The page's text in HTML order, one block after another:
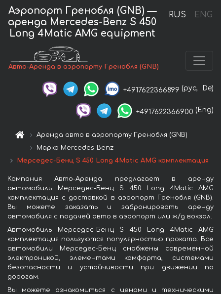
RUS ENG
Аэропорт Гренобля (GNB) —
аренда Mercedes-Benz S 450
Long 4Matic AMG equipment
Авто-Аренда в аэропорту Гренобля (GNB)
+4917622366899 (рус, De)
+4917622366900 (Eng)
Аренда авто в аэропорту Гренобля (GNB)
Марка Mercedes-Benz
Мерседес-Бенц S 450 Long 4Matic AMG комплектация
Компания Авто-Аренда предлагает в аренду
автомобиль Мерседес-Бенц S 450 Long 4Matic AMG
комплектация с доставкой в аэропорт Гренобля (GNB).
Вы можете заказать и забронировать аренду
автомобиля с подачей авто в аэропорт или ж/д вокзал.
Автомобиль Мерседес-Бенц S 450 Long 4Matic AMG
комплектация пользуются популярностью проката. Все
автомобили Мерседес-Бенц снабжены современной
электроникой, элементами комфорта, системами
безопасности и устойчивости при движении по
дорогам.
Вы можете ознакомиться с ценами и техническими